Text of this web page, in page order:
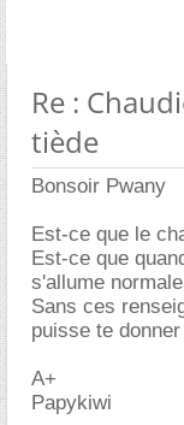
Re :
tiède
Bonsoir Pwany
Est-ce que le
Est-ce que
s'allume
Sans ces
puisse te
A+
Papykiwi